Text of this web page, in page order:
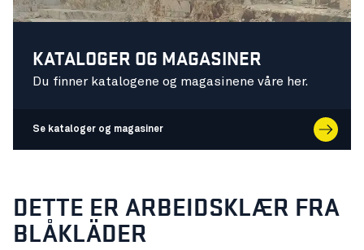
KATALOGER OG MAGASINER
Du finner katalogene og magasinene våre her.
Se kataloger og magasiner
DETTE ER ARBEIDSKLÆR FRA
BLÅKLÄDER